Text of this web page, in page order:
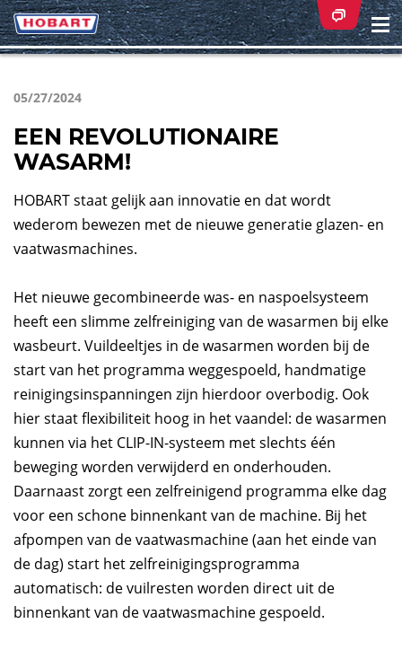
05/27/2024
EEN REVOLUTIONAIRE
WASARM!
HOBART staat gelijk aan innovatie en dat wordt
wederom bewezen met de nieuwe generatie glazen- en
vaatwasmachines.
Het nieuwe gecombineerde was- en naspoelsysteem
heeft een slimme zelfreiniging van de wasarmen bij elke
wasbeurt. Vuildeeltjes in de wasarmen worden bij de
start van het programma weggespoeld, handmatige
reinigingsinspanningen zijn hierdoor overbodig. Ook
hier staat flexibiliteit hoog in het vaandel: de wasarmen
kunnen via het CLIP-IN-systeem met slechts één
beweging worden verwijderd en onderhouden.
Daarnaast zorgt een zelfreinigend programma elke dag
voor een schone binnenkant van de machine. Bij het
afpompen van de vaatwasmachine (aan het einde van
de dag) start het zelfreinigingsprogramma
automatisch: de vuilresten worden direct uit de
binnenkant van de vaatwasmachine gespoeld.